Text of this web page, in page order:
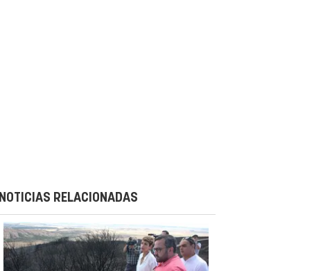
NOTICIAS RELACIONADAS